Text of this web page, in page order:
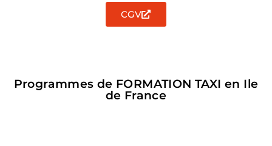
CGV
Programmes de FORMATION TAXI en Ile
de France